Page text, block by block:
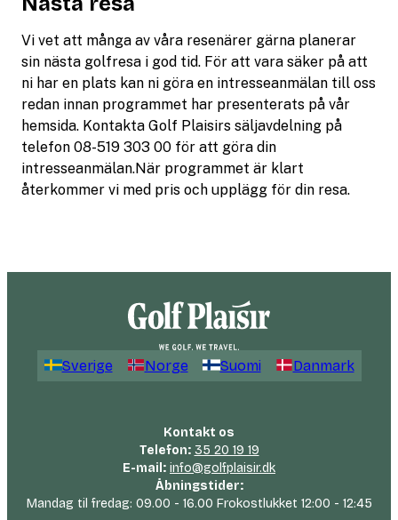
Vi vet att många av våra resenärer gärna planerar
sin nästa golfresa i god tid. För att vara säker på att
ni har en plats kan ni göra en intresseanmälan till oss
redan innan programmet har presenterats på vår
hemsida. Kontakta Golf Plaisirs säljavdelning på
telefon 08-519 303 00 för att göra din
intresseanmälan.När programmet är klart
återkommer vi med pris och upplägg för din resa.
Sverige Norge Suomi Danmark
Kontakt os
Telefon: 35 20 19 19
E-mail: info@golfplaisir.dk
Åbningstider:
Mandag til fredag: 09.00 - 16.00 Frokostlukket 12:00 - 12:45